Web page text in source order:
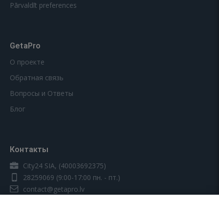
Pārvaldīt preferences
GetaPro
О проекте
Обратная связь
Вопросы и Ответы
Блог
Контакты
City24 SIA, (40003692375)
28259069 (9:00-17:00 пн. - пт.)
contact@getapro.lv